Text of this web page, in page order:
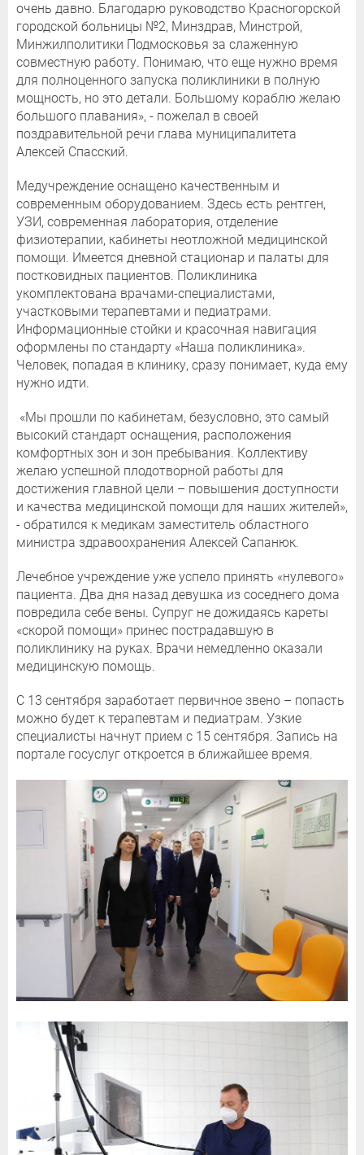
очень давно. Благодарю руководство Красногорской
городской больницы №2, Минздрав, Минстрой,
Минжилполитики Подмосковья за слаженную
совместную работу. Понимаю, что еще нужно время
для полноценного запуска поликлиники в полную
мощность, но это детали. Большому кораблю желаю
большого плавания», - пожелал в своей
поздравительной речи глава муниципалитета
Алексей Спасский.
Медучреждение оснащено качественным и
современным оборудованием. Здесь есть рентген,
УЗИ, современная лаборатория, отделение
физиотерапии, кабинеты неотложной медицинской
помощи. Имеется дневной стационар и палаты для
постковидных пациентов. Поликлиника
укомплектована врачами-специалистами,
участковыми терапевтами и педиатрами.
Информационные стойки и красочная навигация
оформлены по стандарту «Наша поликлиника».
Человек, попадая в клинику, сразу понимает, куда ему
нужно идти.
«Мы прошли по кабинетам, безусловно, это самый
высокий стандарт оснащения, расположения
комфортных зон и зон пребывания. Коллективу
желаю успешной плодотворной работы для
достижения главной цели – повышения доступности
и качества медицинской помощи для наших жителей»,
- обратился к медикам заместитель областного
министра здравоохранения Алексей Сапанюк.
Лечебное учреждение уже успело принять «нулевого»
пациента. Два дня назад девушка из соседнего дома
повредила себе вены. Супруг не дожидаясь кареты
«скорой помощи» принес пострадавшую в
поликлинику на руках. Врачи немедленно оказали
медицинскую помощь.
С 13 сентября заработает первичное звено – попасть
можно будет к терапевтам и педиатрам. Узкие
специалисты начнут прием с 15 сентября. Запись на
портале госуслуг откроется в ближайшее время.